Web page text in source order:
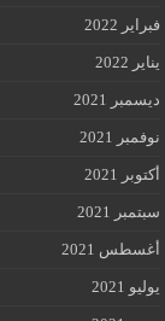
فبراير 2022
يناير 2022
ديسمبر 2021
نوفمبر 2021
أكتوبر 2021
سبتمبر 2021
أغسطس 2021
يوليو 2021